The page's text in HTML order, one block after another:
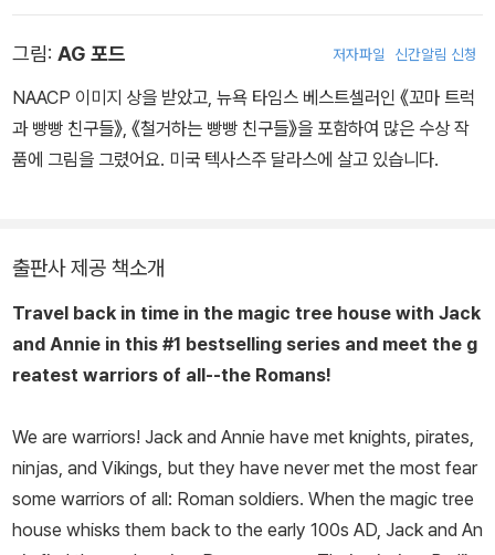
로서 어린이 독자에게 과학, 다양한 세계 역사, 문화, 지리 등 어린이
들이 알아야 할 많은 지식을 재미난 판타지 이야기에 담아 소개하고
있다.
그림: AG 포드 저자파일 신간알림 신청
NAACP 이미지 상을 받았고, 뉴욕 타임스 베스트셀러인 《꼬마 트럭
과 빵빵 친구들》, 《철거하는 빵빵 친구들》을 포함하여 많은 수상 작
품에 그림을 그렸어요. 미국 텍사스주 달라스에 살고 있습니다.
출판사 제공 책소개
Travel back in time in the magic tree house with Jack
and Annie in this #1 bestselling series and meet the g
reatest warriors of all--the Romans!
We are warriors! Jack and Annie have met knights, pirates,
ninjas, and Vikings, but they have never met the most fear
some warriors of all: Roman soldiers. When the magic tree
house whisks them back to the early 100s AD, Jack and An